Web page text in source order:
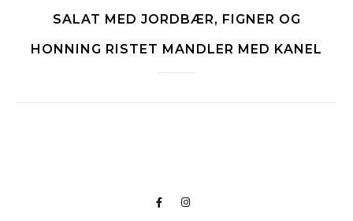
SALAT MED JORDBÆR, FIGNER OG
HONNING RISTET MANDLER MED KANEL